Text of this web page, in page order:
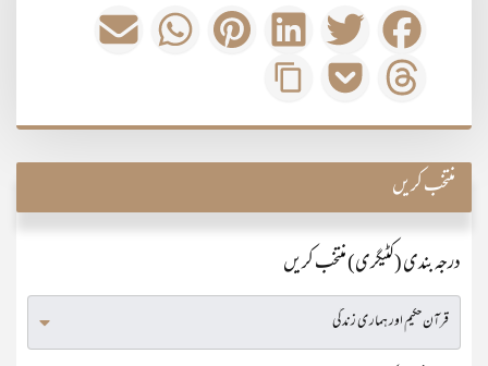
منتخب کریں
درجہ بندی (کٹیگری) منتخب کریں